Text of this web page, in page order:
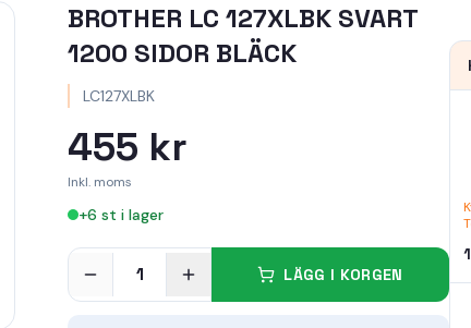
BROTHER LC 127XLBK SVART
1200 SIDOR BLÄCK
LC127XLBK
455 kr
Inkl. moms
+6 st i lager
1 LÄGG I KORGEN